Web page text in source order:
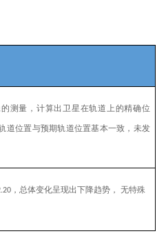
测量，计算出卫星在轨道上的精确位
道位置与预期轨道位置基本一致，未发
，总体变化呈现出下降趋势， 无特殊